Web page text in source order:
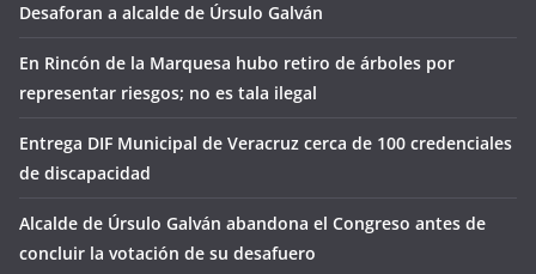
Desaforan a alcalde de Úrsulo Galván
En Rincón de la Marquesa hubo retiro de árboles por
representar riesgos; no es tala ilegal
Entrega DIF Municipal de Veracruz cerca de 100 credenciales
de discapacidad
Alcalde de Úrsulo Galván abandona el Congreso antes de
concluir la votación de su desafuero